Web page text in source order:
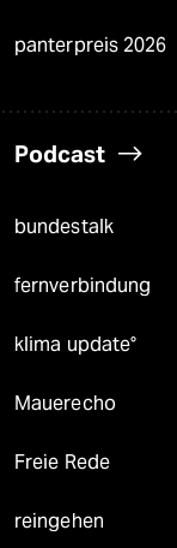
panterpreis 2026
Podcast
bundestalk
fernverbindung
klima update°
Mauerecho
Freie Rede
reingehen